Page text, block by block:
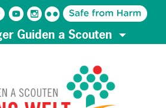
Guiden a Scouten